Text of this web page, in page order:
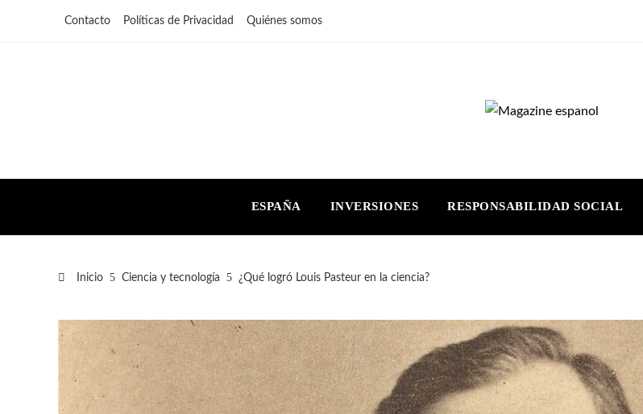
Contacto Políticas de Privacidad Quiénes somos
ESPAÑA INVERSIONES RESPONSABILIDAD SOCIAL
Inicio Ciencia y tecnología ¿Qué logró Louis Pasteur en la ciencia?